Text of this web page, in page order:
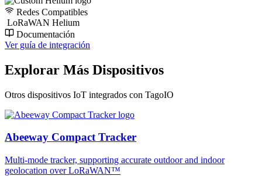
Redes Compatibles
LoRaWAN Helium
Documentación
Ver guía de integración
Explorar Más Dispositivos
Otros dispositivos IoT integrados con TagoIO
Abeeway Compact Tracker
Multi-mode tracker, supporting accurate outdoor and indoor
geolocation over LoRaWAN™